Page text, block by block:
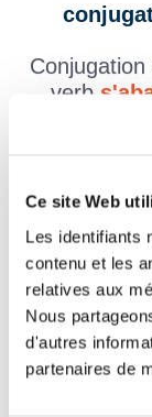
Ce site Web
Les identifiants
contenu et les
relatives aux
Nous
d'autres
partenaires de
verb
Create your
ils